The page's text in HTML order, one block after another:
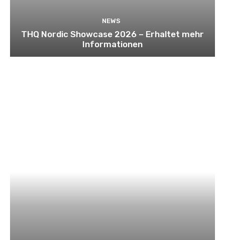
NEWS
THQ Nordic Showcase 2026 – Erhaltet mehr
Informationen